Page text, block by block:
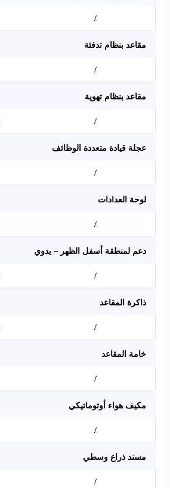
/
مقاعد بنظام تدفئة
/
مقاعد بنظام تهوية
/
عجلة قيادة متعددة الوظائف
/
لوحة العدادات
/
دعم لمنطقة أسفل الظهر – يدوي
/
ذاكرة المقاعد
/
خامة المقاعد
/
مكيف هواء أوتوماتيكي
/
مسند ذراع وسطي
/